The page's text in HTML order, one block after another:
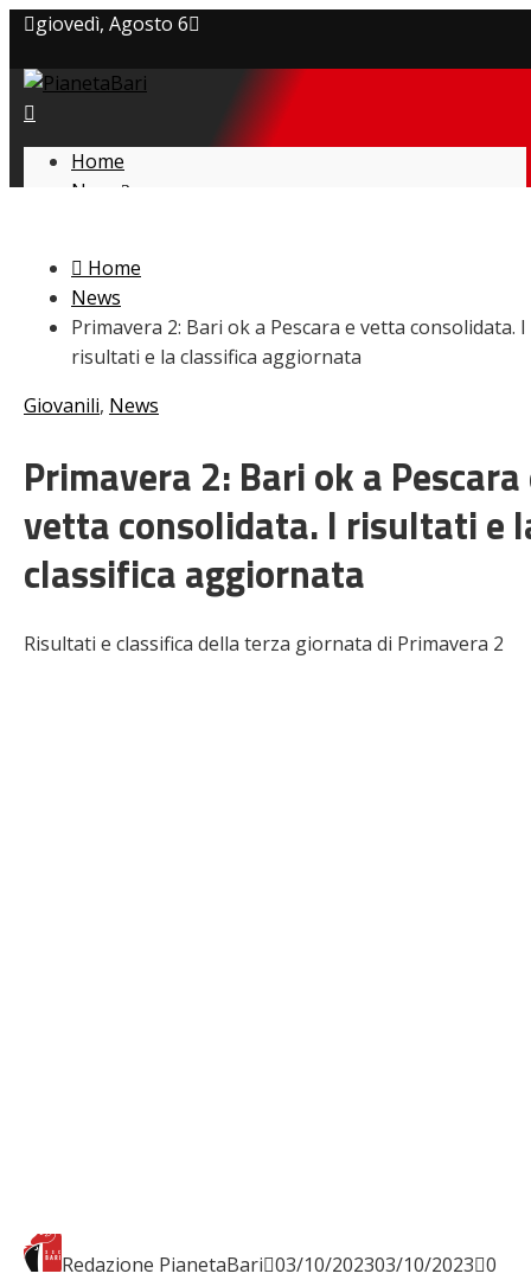
giovedì, Agosto 6
Privacy policy
Cookie Policy
Home
News
L’avversario
Giovanili
Le pagelle
Interviste
Focus
Video
Home
News
Primavera 2: Bari ok a Pescara e vetta consolidata. I
risultati e la classifica aggiornata
Giovanili, News
Primavera 2: Bari ok a Pescara
vetta consolidata. I risultati e
classifica aggiornata
Risultati e classifica della terza giornata di Primavera 2
Redazione PianetaBari 03/10/202303/10/2023 0